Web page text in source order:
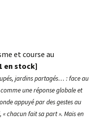
et course au
en stock]
jardins partagés… : face au
une réponse globale et
appuyé par des gestes au
chacun fait sa part ». Mais en